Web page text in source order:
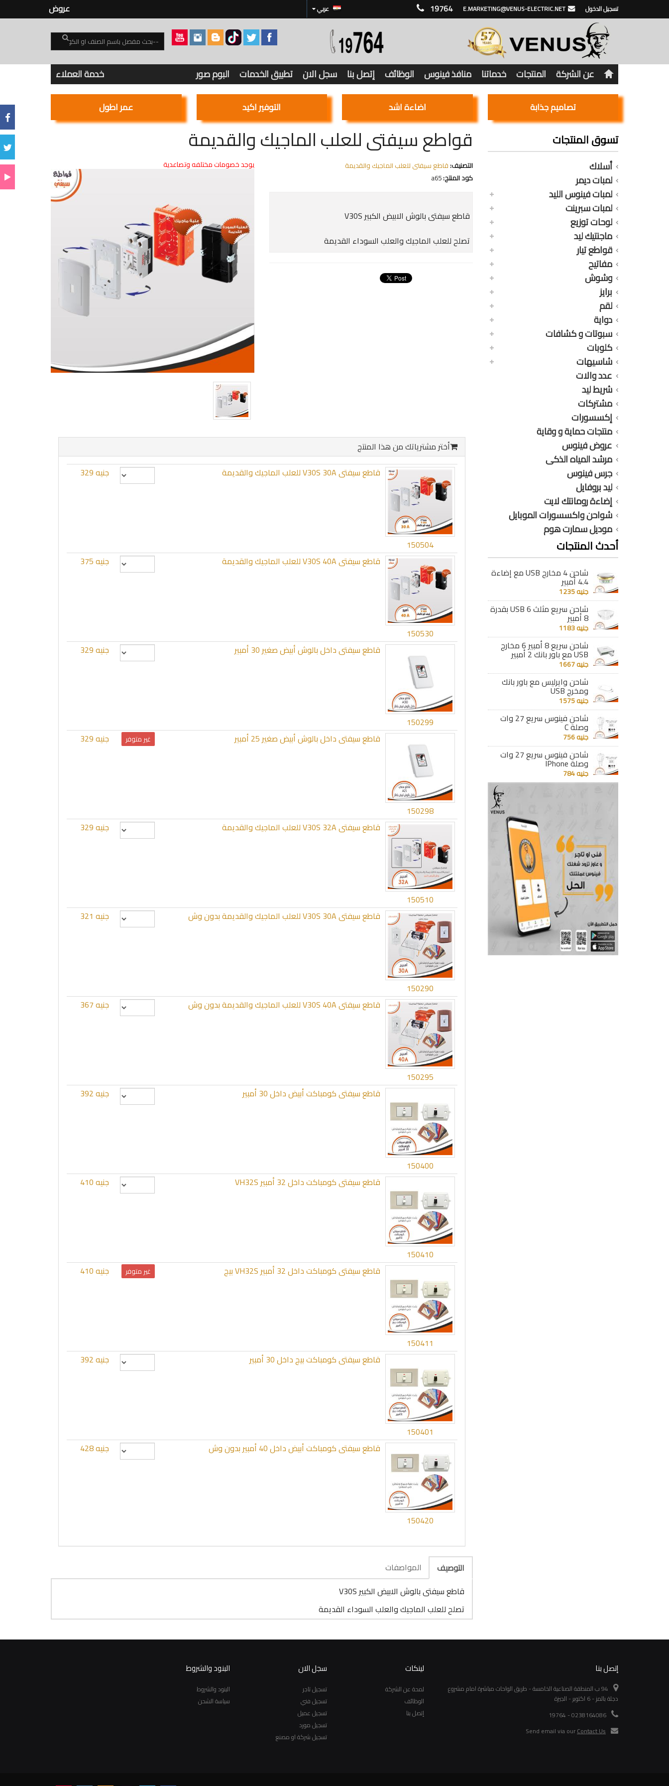
19764 E.MARKETING@VENUS-ELECTRIC.NET تسجيل الدخول عربي عروض
عن الشركة المنتجات خدماتنا منافذ فينوس الوظائف إتصل بنا سجل الان تطبيق الخدمات البوم صور خدمة العملاء
تصاميم جذابة اضاءة اشد التوفير اكيد عمر اطول
تسوق المنتجات
أسلاك
لمبات ديمر
لمبات فينوس الليد
لمبات سبرينت
لوحات توزيع
ماجنتيك ليد
قواطع تيار
مفاتيح
وشوش
برايز
لقم
دواية
سبوتات و كشافات
كلوبات
شاسيهات
عدد والات
شريط ليد
مشتركات
إكسسورات
منتجات حماية و وقاية
عروض فينوس
مرشد المياه الذكى
جرس فينوس
ليد بروفايل
إضاءة رومانتك لايت
شواحن واكسسورات الموبايل
موديل سمارت هوم
أحدث المنتجات
شاحن 4 مخارج USB مع إضاءة
4.4 أمبير
جنيه 1235
شاحن سريع مثلث 6 USB بقدرة
8 أمبير
جنيه 1183
شاحن سريع 8 أمبير 6 مخارج
USB مع باور بانك 2 أمبير
جنيه 1667
شاحن وايرليس مع باور بانك
ومخرج USB
جنيه 1575
شاحن فينوس سريع 27 وات
وصلة C
جنيه 756
شاحن فينوس سريع 27 وات
وصلة IPhone
جنيه 784
قواطع سيفتى للعلب الماجيك والقديمة
التصنيف:قاطع سيفتى للعلب الماجيك والقديمة
كود المنتج:a65
قاطع سيفتى بالوش الابيض الكبير V30S
تصلح للعلب الماجيك والعلب السوداء القديمة
يوجد خصومات مختلفه وتصاعدية
أختر مشترياتك من هذا المنتج
150504
قاطع سيفتى V30S 30A للعلب الماجيك والقديمة جنيه 329
150530
قاطع سيفتى V30S 40A للعلب الماجيك والقديمة جنيه 375
150299
قاطع سيفتى داخل بالوش أبيض صغير 30 أمبير جنيه 329
150298
قاطع سيفتى داخل بالوش أبيض صغير 25 أمبير غير متوفر جنيه 329
150510
قاطع سيفتى V30S 32A للعلب الماجيك والقديمة جنيه 329
150290
قاطع سيفتى V30S 30A للعلب الماجيك والقديمة بدون وش جنيه 321
150295
قاطع سيفتى V30S 40A للعلب الماجيك والقديمة بدون وش جنيه 367
150400
قاطع سيفتى كومباكت أبيض داخل 30 أمبير جنيه 392
150410
قاطع سيفتى كومباكت داخل 32 أمبير VH32S جنيه 410
150411
قاطع سيفتى كومباكت داخل 32 أمبير VH32S بيج غير متوفر جنيه 410
150401
قاطع سيفتى كومباكت بيج داخل 30 أمبير جنيه 392
150420
قاطع سيفتى كومباكت أبيض داخل 40 أمبير بدون وش جنيه 428
التوصيف
المواصفات
قاطع سيفتى بالوش الابيض الكبير V30S
تصلح للعلب الماجيك والعلب السوداء القديمة
إتصل بنا
94 ب المنطقة الصناعية الخامسة - طريق الواحات مباشرة امام مشروع
دجلة بالمز - 6 اكتوبر - الجيزة
0238164086 - 19764
Send email via ourContact Us
لينكات
لمحة عن الشركة
الوظائف
إتصل بنا
سجل الان
تسجيل تاجر
تسجيل فني
تسجيل عميل
تسجيل مورد
تسجيل شركة او مصنع
البنود والشروط
البنود والشروط
سياسة الشحن